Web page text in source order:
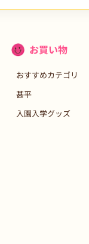
お買い物
おすすめカテゴリ
甚平
入園入学グッズ